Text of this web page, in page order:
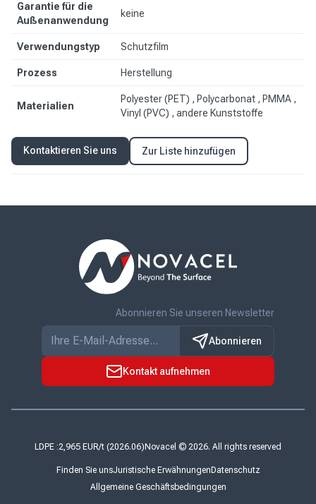
Garantie für die
Außenanwendung
keine
Verwendungstyp Schutzfilm
Prozess Herstellung
Materialien
Polyester (PET) , Polycarbonat , PMMA ,
Vinyl (PVC) , andere Kunststoffe
Kontaktieren Sie uns Zur Liste hinzufügen
Kontakt aufnehmen
Abonnieren Sie unseren Newsletter
Abonnieren
LDPE : Novacel © 2026. All rights reserved
Finden Sie unsJuristische Erwähnungen Datenschutz
Allgemeine Geschäftsbedingungen